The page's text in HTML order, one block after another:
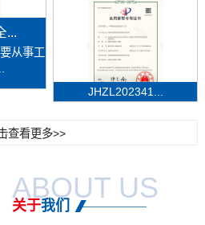
...
从事工
JHZL202341...
查看更多>>
ABOUT US
关于我们